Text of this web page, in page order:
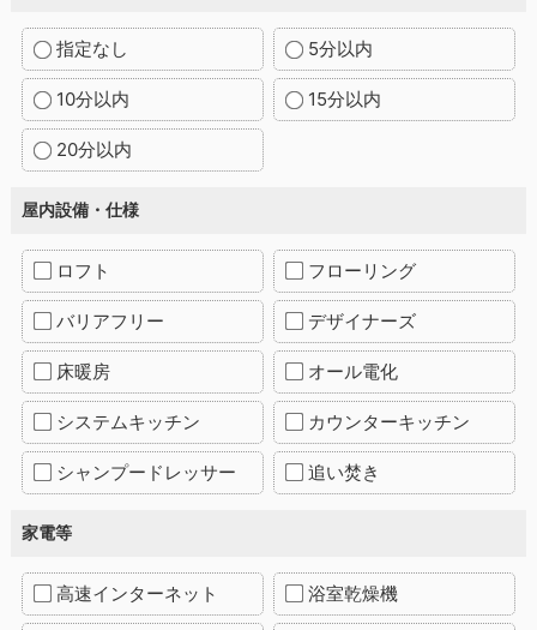
指定なし 5分以内
10分以内 15分以内
20分以内
屋内設備・仕様
ロフト フローリング
バリアフリー デザイナーズ
床暖房 オール電化
システムキッチン カウンターキッチン
シャンプードレッサー 追い焚き
家電等
高速インターネット 浴室乾燥機